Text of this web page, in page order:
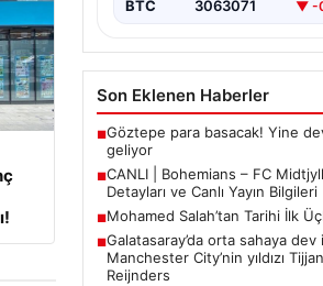
BTC 3063071 ▼ -
Son Eklenen Haberler
■Göztepe para basacak! Yine
geliyor
■CANLI | Bohemians – FC
Detayları ve Canlı Yayın Bilgileri
■Mohamed Salah’tan Tarihi İlk
■Galatasaray’da orta sahaya dev
Manchester City’nin yıldızı
Reijnders